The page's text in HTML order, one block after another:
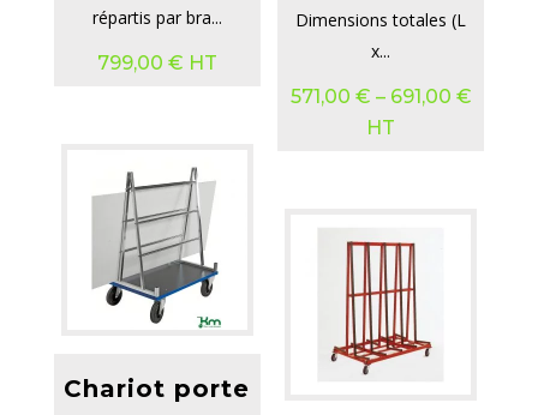
répartis par bra...
799,00 € HT
Dimensions totales (L
x...
571,00 € – 691,00 €
HT
Chariot porte